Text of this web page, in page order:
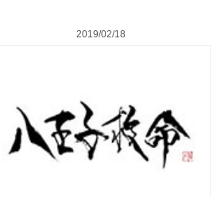
2019/02/18